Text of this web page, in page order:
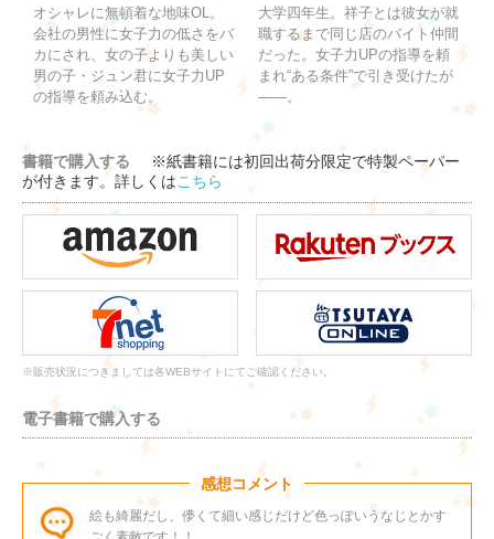
オシャレに無頓着な地味OL。
会社の男性に女子力の低さをバ
カにされ、女の子よりも美しい
男の子・ジュン君に女子力UP
の指導を頼み込む。
大学四年生。祥子とは彼女が就
職するまで同じ店のバイト仲間
だった。女子力UPの指導を頼
まれ“ある条件”で引き受けたが
――。
書籍で購入する
※紙書籍には初回出荷分限定で特製ペーパー
が付きます。詳しくはこちら
※販売状況につきましては各WEBサイトにてご確認ください。
電子書籍で購入する
感想コメント
絵も綺麗だし、儚くて細い感じだけど色っぽいうなじとかす
ごく素敵です！！